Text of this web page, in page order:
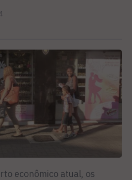
econômico atual, os